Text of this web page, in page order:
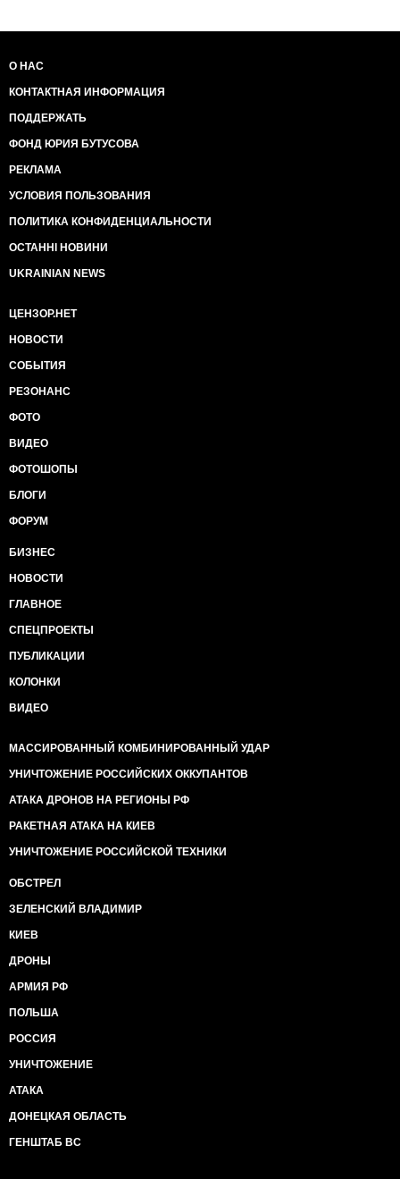
О НАС
КОНТАКТНАЯ ИНФОРМАЦИЯ
ПОДДЕРЖАТЬ
ФОНД ЮРИЯ БУТУСОВА
РЕКЛАМА
УСЛОВИЯ ПОЛЬЗОВАНИЯ
ПОЛИТИКА КОНФИДЕНЦИАЛЬНОСТИ
ОСТАННІ НОВИНИ
UKRAINIAN NEWS
ЦЕНЗОР.НЕТ
НОВОСТИ
СОБЫТИЯ
РЕЗОНАНС
ФОТО
ВИДЕО
ФОТОШОПЫ
БЛОГИ
ФОРУМ
БИЗНЕС
НОВОСТИ
ГЛАВНОЕ
СПЕЦПРОЕКТЫ
ПУБЛИКАЦИИ
КОЛОНКИ
ВИДЕО
МАССИРОВАННЫЙ КОМБИНИРОВАННЫЙ УДАР
УНИЧТОЖЕНИЕ РОССИЙСКИХ ОККУПАНТОВ
АТАКА ДРОНОВ НА РЕГИОНЫ РФ
РАКЕТНАЯ АТАКА НА КИЕВ
УНИЧТОЖЕНИЕ РОССИЙСКОЙ ТЕХНИКИ
ОБСТРЕЛ
ЗЕЛЕНСКИЙ ВЛАДИМИР
КИЕВ
ДРОНЫ
АРМИЯ РФ
ПОЛЬША
РОССИЯ
УНИЧТОЖЕНИЕ
АТАКА
ДОНЕЦКАЯ ОБЛАСТЬ
ГЕНШТАБ ВС